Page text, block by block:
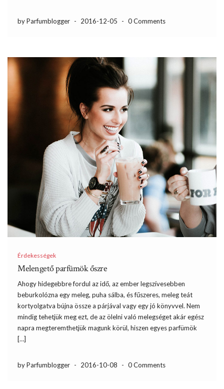
by Parfumblogger - 2016-12-05 - 0 Comments
Érdekességek
Melengető parfümök őszre
Ahogy hidegebbre fordul az idő, az ember legszívesebben
beburkolózna egy meleg, puha sálba, és fűszeres, meleg teát
kortyolgatva bújna össze a párjával vagy egy jó könyvvel. Nem
mindig tehetjük meg ezt, de az ölelni való melegséget akár egész
napra megteremthetjük magunk körül, hiszen egyes parfümök
[…]
by Parfumblogger - 2016-10-08 - 0 Comments